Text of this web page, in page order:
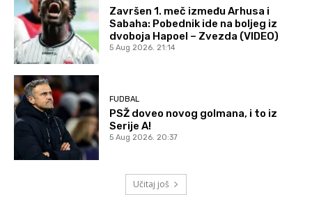
Završen 1. meč između Arhusa i
Sabaha: Pobednik ide na boljeg iz
dvoboja Hapoel – Zvezda (VIDEO)
5 Aug 2026. 21:14
FUDBAL
PSŽ doveo novog golmana, i to iz
Serije A!
5 Aug 2026. 20:37
Učitaj još